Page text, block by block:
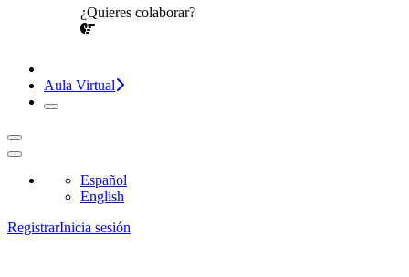
¿Quieres colaborar?
Aula Virtual
Español
English
RegistrarInicia sesión